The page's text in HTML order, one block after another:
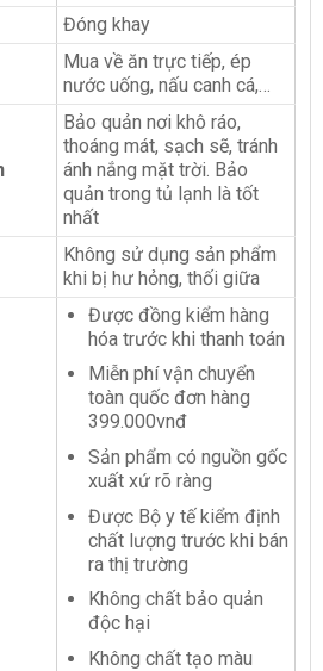
Đóng khay
Mua về ăn trực tiếp, ép
nước uống, nấu canh cá,…
Bảo quản nơi khô ráo,
thoáng mát, sạch sẽ, tránh
ánh nắng mặt trời. Bảo
quản trong tủ lạnh là tốt
nhất
Không sử dụng sản phẩm
khi bị hư hỏng, thối giữa
Được đồng kiểm hàng
hóa trước khi thanh toán
Miễn phí vận chuyển
toàn quốc đơn hàng
399.000vnđ
Sản phẩm có nguồn gốc
xuất xứ rõ ràng
Được Bộ y tế kiểm định
chất lượng trước khi bán
ra thị trường
Không chất bảo quản
độc hại
Không chất tạo màu